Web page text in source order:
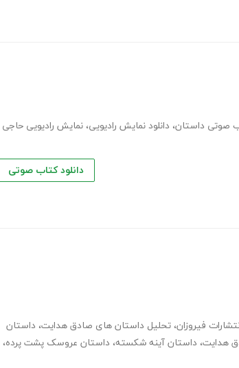
صوتی داستان، دانلود نمایش رادیویی، نمایش رادیویی حاجی
دانلود کتاب صوتی
فیروزان، تحلیل داستان های صادق هدایت، داستان
هدایت، داستان آینه شکسته، داستان عروسک پشت پرده،